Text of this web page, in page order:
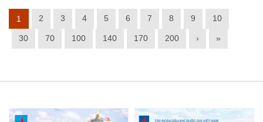
1 2 3 4 5 6 7 8 9 10
30 70 100 140 170 200 › »